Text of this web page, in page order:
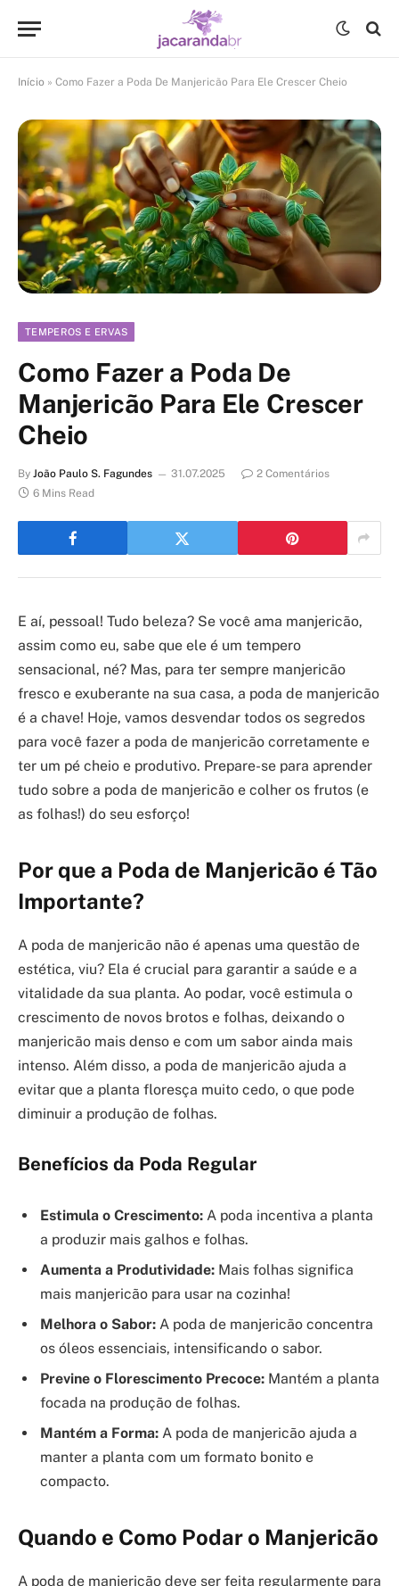
Início » Como Fazer a Poda De Manjericão Para Ele Crescer Cheio
TEMPEROS E ERVAS
Como Fazer a Poda De
Manjericão Para Ele Crescer
Cheio
By João Paulo S. Fagundes 31.07.2025
2 Comentários
6 Mins Read
E aí, pessoal! Tudo beleza? Se você ama manjericão,
assim como eu, sabe que ele é um tempero
sensacional, né? Mas, para ter sempre manjericão
fresco e exuberante na sua casa, a poda de manjericão
é a chave! Hoje, vamos desvendar todos os segredos
para você fazer a poda de manjericão corretamente e
ter um pé cheio e produtivo. Prepare-se para aprender
tudo sobre a poda de manjericão e colher os frutos (e
as folhas!) do seu esforço!
Por que a Poda de Manjericão é Tão
Importante?
A poda de manjericão não é apenas uma questão de
estética, viu? Ela é crucial para garantir a saúde e a
vitalidade da sua planta. Ao podar, você estimula o
crescimento de novos brotos e folhas, deixando o
manjericão mais denso e com um sabor ainda mais
intenso. Além disso, a poda de manjericão ajuda a
evitar que a planta floresça muito cedo, o que pode
diminuir a produção de folhas.
Benefícios da Poda Regular
Estimula o Crescimento: A poda incentiva a planta
a produzir mais galhos e folhas.
Aumenta a Produtividade: Mais folhas significa
mais manjericão para usar na cozinha!
Melhora o Sabor: A poda de manjericão concentra
os óleos essenciais, intensificando o sabor.
Previne o Florescimento Precoce: Mantém a planta
focada na produção de folhas.
Mantém a Forma: A poda de manjericão ajuda a
manter a planta com um formato bonito e
compacto.
Quando e Como Podar o Manjericão
A poda de manjericão deve ser feita regularmente para